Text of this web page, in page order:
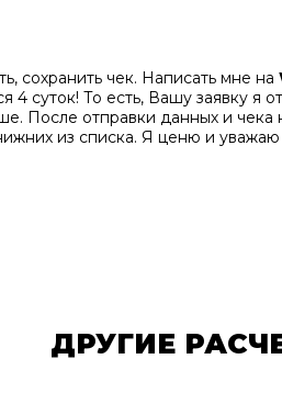
сохранить чек. Написать мне на
4 суток! То есть, Вашу
После отправки данных и
из списка. Я ценю и
ДРУГИЕ